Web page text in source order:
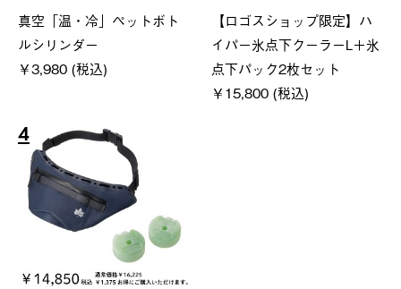
真空「温・冷」ペットボト
ルシリンダー
￥3,980 (税込)
【ロゴスショップ限定】ハ
イパー氷点下クーラーL＋氷
点下パック2枚セット
￥15,800 (税込)
4